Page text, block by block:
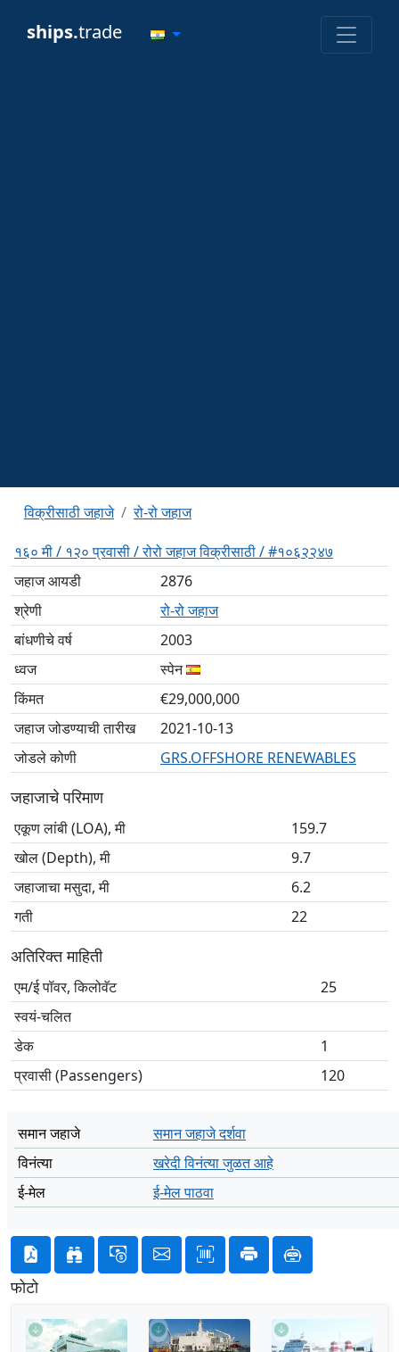
ships.trade
विक्रीसाठी जहाजे
रो-रो जहाज
१६० मी / १२० प्रवासी / रोरो जहाज विक्रीसाठी / #१०६२२४७
जहाज आयडी
2876
श्रेणी
रो-रो जहाज
बांधणीचे वर्ष
2003
ध्वज
स्पेन
किंमत
€29,000,000
जहाज जोडण्याची तारीख
2021-10-13
जोडले कोणी
GRS.OFFSHORE RENEWABLES
जहाजाचे परिमाण
एकूण लांबी (LOA), मी
159.7
खोल (Depth), मी
9.7
जहाजाचा मसुदा, मी
6.2
गती
22
अतिरिक्त माहिती
एम/ई पॉवर, किलोवॅट
25
स्वयं-चलित
डेक
1
प्रवासी (Passengers)
120
समान जहाजे
समान जहाजे दर्शवा
विनंत्या
खरेदी विनंत्या जुळत आहे
ई-मेल
ई-मेल पाठवा
फोटो